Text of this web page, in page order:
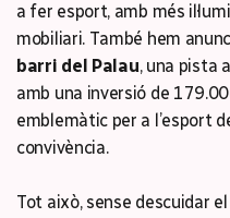
a fer esport, amb més
mobiliari. També hem
barri del Palau, una pista
amb una inversió de
emblemàtic per a l’esport
convivència.
Tot això, sense descuidar